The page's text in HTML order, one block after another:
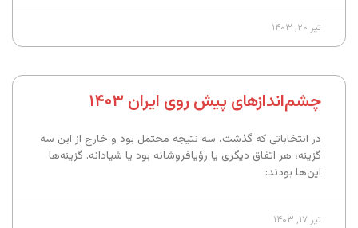
تیر ۲۰, ۱۴۰۳
چشم‌اندازهای پیش روی ایران ۱۴۰۳
در انتخاباتی که گذشت، سه نتیجه محتمل بود و خارج از این سه
گزینه، هر اتفاق دیگری یا رؤیافروشانه بود یا شیادانه. گزینه‌ها
این‌ها بودند:
تیر ۱۷, ۱۴۰۳